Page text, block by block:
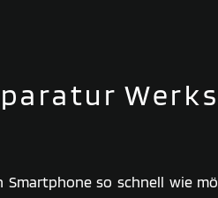
Smartphone so schnell wie